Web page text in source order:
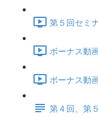
第５回セミ
ボーナス動
ボーナス動
第４回、第